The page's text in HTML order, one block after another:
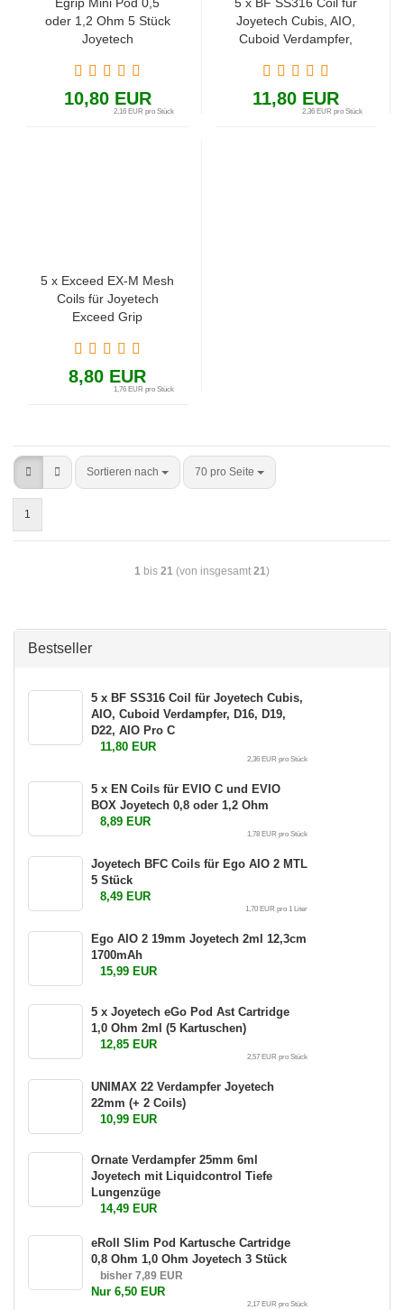
oder 1,2 Ohm 5 Stück
Joyetech
10,80 EUR
2,16 EUR pro Stück
Joyetech Cubis, AIO,
Cuboid Verdampfer,
Pro C
11,80 EUR
2,36 EUR pro Stück
5 x Exceed EX-M Mesh
Coils für Joyetech
Exceed Grip
8,80 EUR
1,76 EUR pro Stück
Sortieren nach 70 pro Seite
1
1 bis 21 (von insgesamt 21)
Bestseller
5 x BF SS316 Coil für Joyetech Cubis,
AIO, Cuboid Verdampfer, D16, D19,
D22, AIO Pro C
11,80 EUR
2,36 EUR pro Stück
5 x EN Coils für EVIO C und EVIO
BOX Joyetech 0,8 oder 1,2 Ohm
8,89 EUR
1,78 EUR pro Stück
Joyetech BFC Coils für Ego AIO 2 MTL
5 Stück
8,49 EUR
1,70 EUR pro 1 Liter
Ego AIO 2 19mm Joyetech 2ml 12,3cm
1700mAh
15,99 EUR
5 x Joyetech eGo Pod Ast Cartridge
1,0 Ohm 2ml (5 Kartuschen)
12,85 EUR
2,57 EUR pro Stück
UNIMAX 22 Verdampfer Joyetech
22mm (+ 2 Coils)
10,99 EUR
Ornate Verdampfer 25mm 6ml
Joyetech mit Liquidcontrol Tiefe
Lungenzüge
14,49 EUR
eRoll Slim Pod Kartusche Cartridge
0,8 Ohm 1,0 Ohm Joyetech 3 Stück
bisher 7,89 EUR
Nur 6,50 EUR
2,17 EUR pro Stück